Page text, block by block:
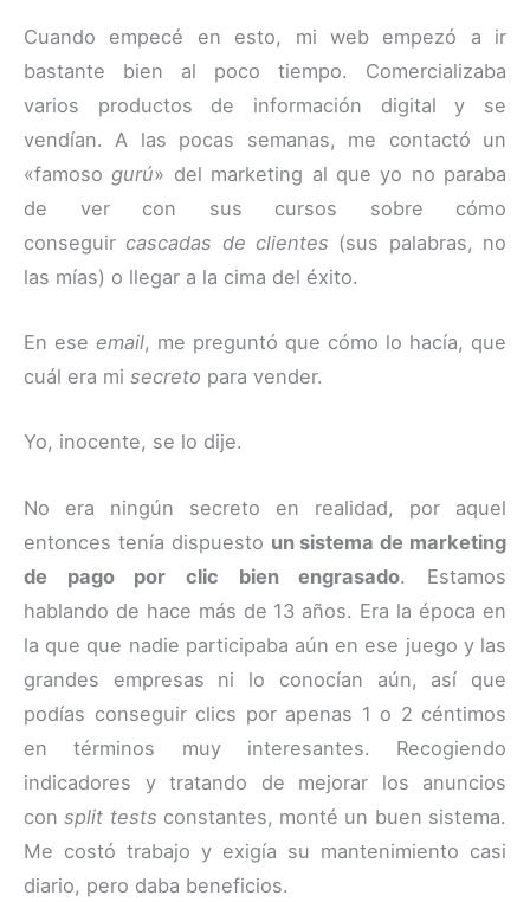
Cuando empecé en esto, mi web empezó a ir
bastante bien al poco tiempo. Comercializaba
varios productos de información digital y se
vendían. A las pocas semanas, me contactó un
«famoso gurú» del marketing al que yo no paraba
de ver con sus cursos sobre cómo
conseguircascadas de clientes (sus palabras, no
las mías) o llegar a la cima del éxito.
En ese email, me preguntó que cómo lo hacía, que
cuál era mi secreto para vender.
Yo, inocente, se lo dije.
No era ningún secreto en realidad, por aquel
entonces tenía dispuesto un sistema de marketing
de pago por clic bien engrasado. Estamos
hablando de hace más de 13 años. Era la época en
la que que nadie participaba aún en ese juego y las
grandes empresas ni lo conocían aún, así que
podías conseguir clics por apenas 1 o 2 céntimos
en términos muy interesantes. Recogiendo
indicadores y tratando de mejorar los anuncios
consplit tests constantes, monté un buen sistema.
Me costó trabajo y exigía su mantenimiento casi
diario, pero daba beneficios.